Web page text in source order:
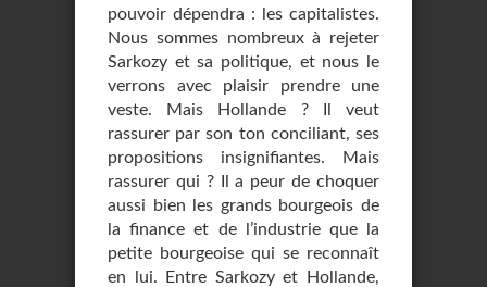
pouvoir dépendra : les capitalistes.
Nous sommes nombreux à rejeter
Sarkozy et sa politique, et nous le
verrons avec plaisir prendre une
veste. Mais Hollande ? Il veut
rassurer par son ton conciliant, ses
propositions insignifiantes. Mais
rassurer qui ? Il a peur de choquer
aussi bien les grands bourgeois de
la finance et de l’industrie que la
petite bourgeoise qui se reconnaît
en lui. Entre Sarkozy et Hollande,